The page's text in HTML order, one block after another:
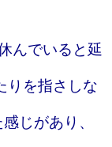
んでいると延
りを指さしな
じがあり、